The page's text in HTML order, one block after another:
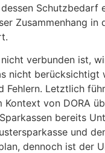
Schutzbedarf
Zusammenhang in
nicht verbunden ist,
nicht
Fehlern. Letztlich
von DORA
bereits
und
dennoch ist der